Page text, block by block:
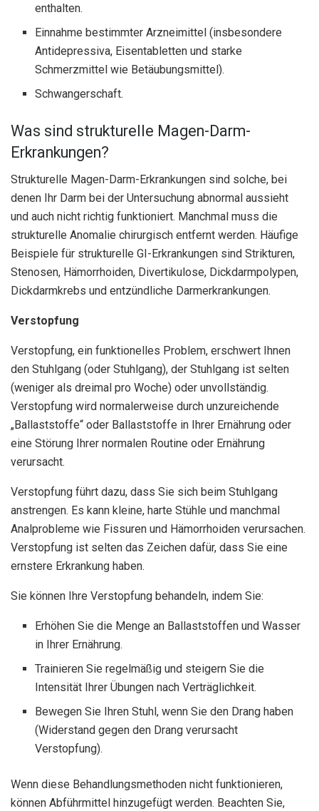
enthalten.
Einnahme bestimmter Arzneimittel (insbesondere
Antidepressiva, Eisentabletten und starke
Schmerzmittel wie Betäubungsmittel).
Schwangerschaft.
Was sind strukturelle Magen-Darm-
Erkrankungen?
Strukturelle Magen-Darm-Erkrankungen sind solche, bei
denen Ihr Darm bei der Untersuchung abnormal aussieht
und auch nicht richtig funktioniert. Manchmal muss die
strukturelle Anomalie chirurgisch entfernt werden. Häufige
Beispiele für strukturelle GI-Erkrankungen sind Strikturen,
Stenosen, Hämorrhoiden, Divertikulose, Dickdarmpolypen,
Dickdarmkrebs und entzündliche Darmerkrankungen.
Verstopfung
Verstopfung, ein funktionelles Problem, erschwert Ihnen
den Stuhlgang (oder Stuhlgang), der Stuhlgang ist selten
(weniger als dreimal pro Woche) oder unvollständig.
Verstopfung wird normalerweise durch unzureichende
„Ballaststoffe“ oder Ballaststoffe in Ihrer Ernährung oder
eine Störung Ihrer normalen Routine oder Ernährung
verursacht.
Verstopfung führt dazu, dass Sie sich beim Stuhlgang
anstrengen. Es kann kleine, harte Stühle und manchmal
Analprobleme wie Fissuren und Hämorrhoiden verursachen.
Verstopfung ist selten das Zeichen dafür, dass Sie eine
ernstere Erkrankung haben.
Sie können Ihre Verstopfung behandeln, indem Sie:
Erhöhen Sie die Menge an Ballaststoffen und Wasser
in Ihrer Ernährung.
Trainieren Sie regelmäßig und steigern Sie die
Intensität Ihrer Übungen nach Verträglichkeit.
Bewegen Sie Ihren Stuhl, wenn Sie den Drang haben
(Widerstand gegen den Drang verursacht
Verstopfung).
Wenn diese Behandlungsmethoden nicht funktionieren,
können Abführmittel hinzugefügt werden. Beachten Sie,